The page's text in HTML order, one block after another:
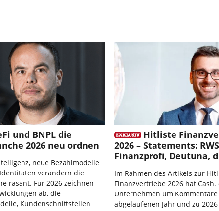
und BNPL die
2026 neu ordnen
neue Bezahlmodelle
verändern die
rasant. Für 2026 zeichnen
ab, die
Kundenschnittstellen
Hitliste
2026 – Statements:
Finanzprofi, Deutuna,
Im Rahmen des Artikels zur
Finanzvertriebe 2026 hat Cash.
Unternehmen um
abgelaufenen Jahr und zu